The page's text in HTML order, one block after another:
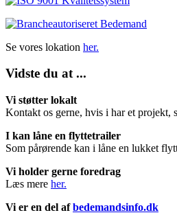
Se vores lokation her.
Vidste du at ...
Vi støtter lokalt
Kontakt os gerne, hvis i har et projekt,
I kan låne en flyttetrailer
Som pårørende kan i låne en lukket
Vi holder gerne foredrag
Læs mere her.
Vi er en del afbedemandsinfo.dk